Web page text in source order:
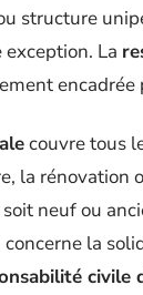
structure
La
encadrée
couvre tous
la rénovation
neuf ou
la
civile